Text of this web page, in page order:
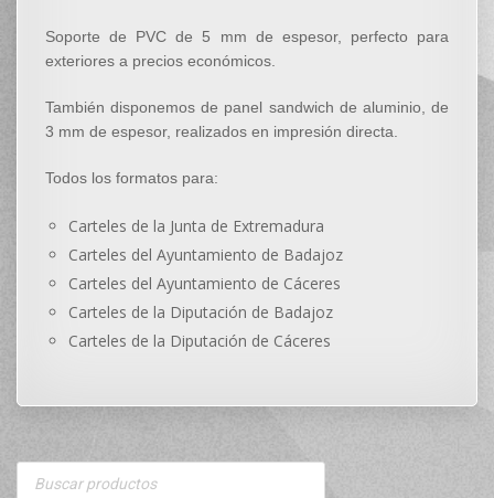
Soporte de PVC de 5 mm de espesor, perfecto para
exteriores a precios económicos.
También disponemos de panel sandwich de aluminio, de
3 mm de espesor, realizados en impresión directa.
Todos los formatos para:
Carteles de la Junta de Extremadura
Carteles del Ayuntamiento de Badajoz
Carteles del Ayuntamiento de Cáceres
Carteles de la Diputación de Badajoz
Carteles de la Diputación de Cáceres
Products
search